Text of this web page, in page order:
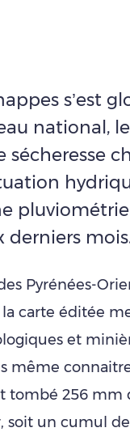
s’est
national,
sécheresse
derniers
Pyrénées-
carte éditée
et
même
tombé 256 mm
soit un cumul